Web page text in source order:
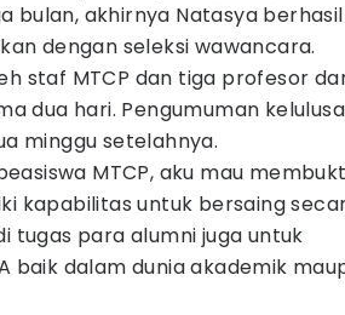
bulan, akhirnya Natasya
dengan seleksi wawancara.
staf MTCP dan tiga profesor
dua hari. Pengumuman
minggu setelahnya.
MTCP, aku mau
kapabilitas untuk bersaing
tugas para alumni juga untuk
baik dalam dunia akademik